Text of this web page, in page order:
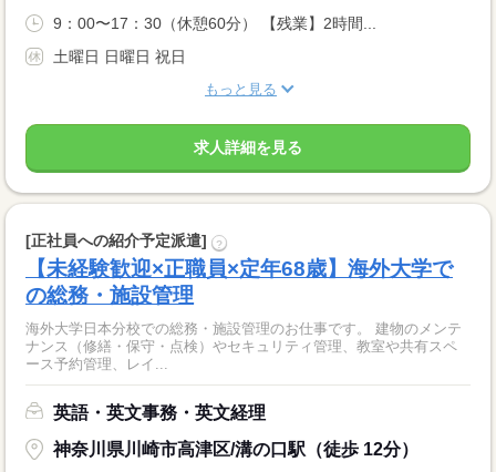
9：00〜17：30（休憩60分） 【残業】2時間...
土曜日 日曜日 祝日
もっと見る
求人詳細を見る
[正社員への紹介予定派遣] ?
【未経験歓迎×正職員×定年68歳】海外大学で
の総務・施設管理
海外大学日本分校での総務・施設管理のお仕事です。 建物のメンテ
ナンス（修繕・保守・点検）やセキュリティ管理、教室や共有スペ
ース予約管理、レイ...
英語・英文事務・英文経理
神奈川県川崎市高津区/溝の口駅（徒歩 12分）